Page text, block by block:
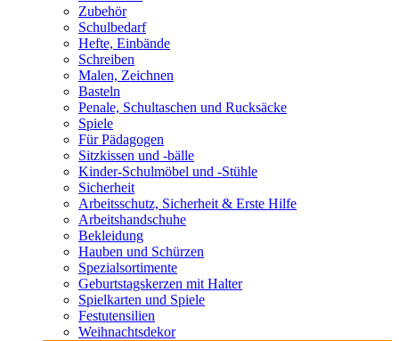
Zubehör
Schulbedarf
Hefte, Einbände
Schreiben
Malen, Zeichnen
Basteln
Penale, Schultaschen und Rucksäcke
Spiele
Für Pädagogen
Sitzkissen und -bälle
Kinder-Schulmöbel und -Stühle
Sicherheit
Arbeitsschutz, Sicherheit & Erste Hilfe
Arbeitshandschuhe
Bekleidung
Hauben und Schürzen
Spezialsortimente
Geburtstagskerzen mit Halter
Spielkarten und Spiele
Festutensilien
Weihnachtsdekor